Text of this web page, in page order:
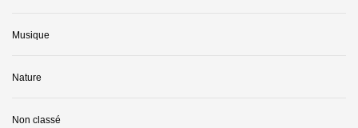
Musique
Nature
Non classé